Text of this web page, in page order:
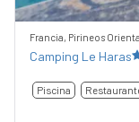
Francia, Pirineos
Camping Le Haras
Piscina